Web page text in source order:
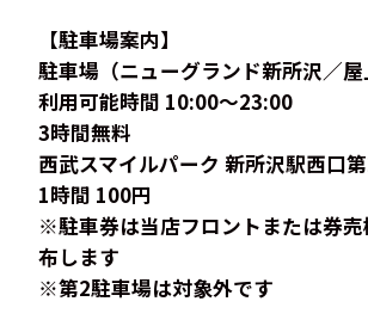
【駐車場案内】
駐車場（ニューグランド新所沢／屋
利用可能時間 10:00～23:00
3時間無料
西武スマイルパーク 新所沢駅西口
1時間 100円
※駐車券は当店フロントまたは券
布します
※第2駐車場は対象外です